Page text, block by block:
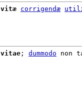
vitæ corrigendæ
vitae ; dummodo non